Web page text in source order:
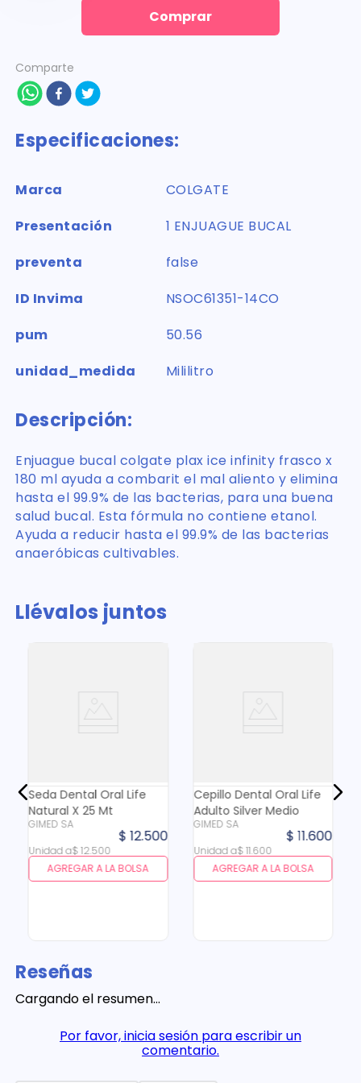
Comprar
Comparte
Especificaciones:
Marca
COLGATE
Presentación
1 ENJUAGUE BUCAL
preventa
false
ID Invima
NSOC61351-14CO
pum
50.56
unidad_medida
Mililitro
Descripción:
Enjuague bucal colgate plax ice infinity frasco x
180 ml ayuda a combarit el mal aliento y elimina
hasta el 99.9% de las bacterias, para una buena
salud bucal. Esta fórmula no contiene etanol.
Ayuda a reducir hasta el 99.9% de las bacterias
anaeróbicas cultivables.
Llévalos juntos
Seda Dental Oral Life
Natural X 25 Mt
GIMED SA
$ 12.500
Unidada$12.500
AGREGAR A LA BOLSA
Cepillo Dental Oral Life
Adulto Silver Medio
GIMED SA
$ 11.600
Unidada$11.600
AGREGAR A LA BOLSA
Reseñas
Cargando el resumen…
Por favor, inicia sesión para escribir un
comentario.